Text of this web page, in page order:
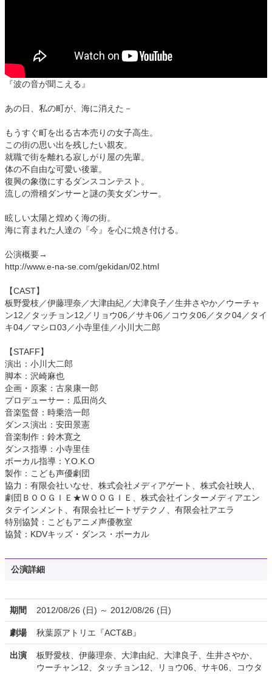
『波の音が聞こえる』
あの日、私の町が、海に消えた－
もうすぐ町を出る古本売りの女子高生。
この街の思い出を残したい親友。
就職で街を離れる寂しがり屋の先輩。
体の不自由な可愛い後輩。
復興の象徴にするダンスコンテスト。
流しの滑稽ダンサーと謎の美女ダンサー。
眩しい太陽と煌めく海の街。
海に育まれた人達の『今』を心に焼き付ける。
公演概要→
http://www.e-na-se.com/gekidan/02.html
【CAST】
板野愛枝／伊藤理奈／大津由紀／大津良子／生井さやか／ウーチャ
ン12／タッチョン12／リョウ06／サキ06／コウタ06／タク04／タイ
キ04／マシロ03／小寺里佳／小川大二郎
【STAFF】
演出：小川大二郎
脚本：沢崎麻也
企画・原案：古泉康一郎
プロデューサー：瓜田尚久
音楽監督：時乗浩一郎
ダンス演出：安田景憲
音楽制作：鈴木寛之
ダンス指導：小寺里佳
ボーカル指導：Y.O.K.O
製作：こども声優劇団
協力：有限会社いなせ、株式会社メディアゲート、株式会社映人、
劇団ＢＯＯＧＩＥ★ＷＯＯＧＩＥ、株式会社インターメディアエン
タテインメント、有限会社ビートザテクノ、有限会社アエラ
特別協賛：こどもアニメ声優教室
協賛：KDVキッズ・ダンス・ボーカル
公演詳細
期間 2012/08/26 (日) ～ 2012/08/26 (日)
劇場 秋葉原アトリエ『ACT&B』
出演
板野愛枝、伊藤理奈、大津由紀、大津良子、生井さやか、
ウーチャン12、タッチョン12、リョウ06、サキ06、コウタ